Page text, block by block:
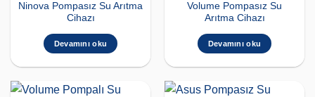
Ninova Pompasız Su Arıtma
Cihazı
Devamını oku
Volume Pompasız Su
Arıtma Cihazı
Devamını oku